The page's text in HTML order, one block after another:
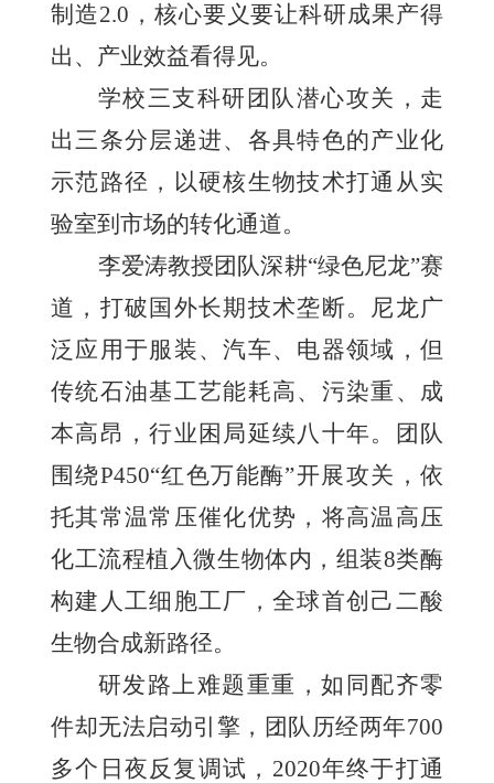
制造2.0，核心要义要让科研成果产得
出、产业效益看得见。
学校三支科研团队潜心攻关，走
出三条分层递进、各具特色的产业化
示范路径，以硬核生物技术打通从实
验室到市场的转化通道。
李爱涛教授团队深耕“绿色尼龙”赛
道，打破国外长期技术垄断。尼龙广
泛应用于服装、汽车、电器领域，但
传统石油基工艺能耗高、污染重、成
本高昂，行业困局延续八十年。团队
围绕P450“红色万能酶”开展攻关，依
托其常温常压催化优势，将高温高压
化工流程植入微生物体内，组装8类酶
构建人工细胞工厂，全球首创己二酸
生物合成新路径。
研发路上难题重重，如同配齐零
件却无法启动引擎，团队历经两年700
多个日夜反复调试，2020年终于打通